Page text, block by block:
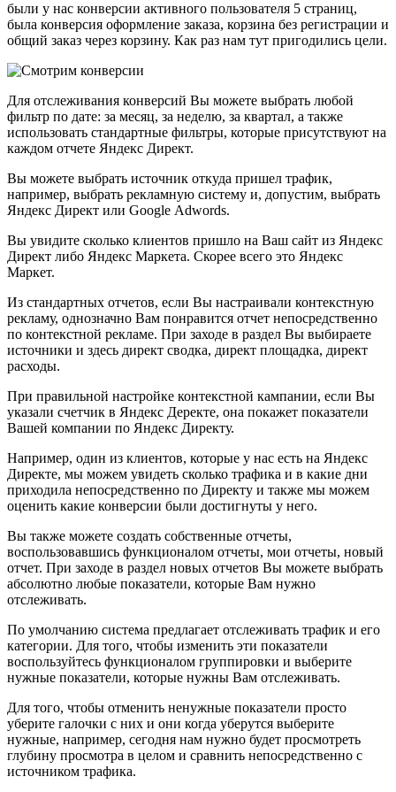
были у нас конверсии активного пользователя 5 страниц,
была конверсия оформление заказа, корзина без регистрации и
общий заказ через корзину. Как раз нам тут пригодились цели.
Для отслеживания конверсий Вы можете выбрать любой
фильтр по дате: за месяц, за неделю, за квартал, а также
использовать стандартные фильтры, которые присутствуют на
каждом отчете Яндекс Директ.
Вы можете выбрать источник откуда пришел трафик,
например, выбрать рекламную систему и, допустим, выбрать
Яндекс Директ или Google Аdwords.
Вы увидите сколько клиентов пришло на Ваш сайт из Яндекс
Директ либо Яндекс Маркета. Скорее всего это Яндекс
Маркет.
Из стандартных отчетов, если Вы настраивали контекстную
рекламу, однозначно Вам понравится отчет непосредственно
по контекстной рекламе. При заходе в раздел Вы выбираете
источники и здесь директ сводка, директ площадка, директ
расходы.
При правильной настройке контекстной кампании, если Вы
указали счетчик в Яндекс Деректе, она покажет показатели
Вашей компании по Яндекс Директу.
Например, один из клиентов, которые у нас есть на Яндекс
Директе, мы можем увидеть сколько трафика и в какие дни
приходила непосредственно по Директу и также мы можем
оценить какие конверсии были достигнуты у него.
Вы также можете создать собственные отчеты,
воспользовавшись функционалом отчеты, мои отчеты, новый
отчет. При заходе в раздел новых отчетов Вы можете выбрать
абсолютно любые показатели, которые Вам нужно
отслеживать.
По умолчанию система предлагает отслеживать трафик и его
категории. Для того, чтобы изменить эти показатели
воспользуйтесь функционалом группировки и выберите
нужные показатели, которые нужны Вам отслеживать.
Для того, чтобы отменить ненужные показатели просто
уберите галочки с них и они когда уберутся выберите
нужные, например, сегодня нам нужно будет просмотреть
глубину просмотра в целом и сравнить непосредственно с
источником трафика.